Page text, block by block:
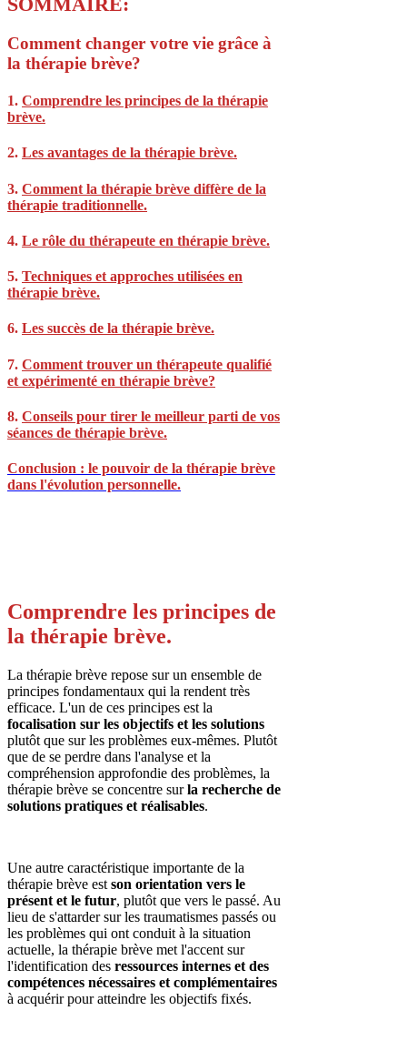
Comment changer votre vie grâce à
la thérapie brève?
1. Comprendre les principes de la thérapie
brève.
2. Les avantages de la thérapie brève.
3. Comment la thérapie brève diffère de la
thérapie traditionnelle.
4. Le rôle du thérapeute en thérapie brève.
5. Techniques et approches utilisées en
thérapie brève.
6. Les succès de la thérapie brève.
7. Comment trouver un thérapeute qualifié
et expérimenté en thérapie brève?
8. Conseils pour tirer le meilleur parti de vos
séances de thérapie brève.
Conclusion : le pouvoir de la thérapie brève
dans l'évolution personnelle.
Comprendre les principes de
la thérapie brève.
La thérapie brève repose sur un ensemble de
principes fondamentaux qui la rendent très
efficace. L'un de ces principes est la
focalisation sur les objectifs et les solutions
plutôt que sur les problèmes eux-mêmes. Plutôt
que de se perdre dans l'analyse et la
compréhension approfondie des problèmes, la
thérapie brève se concentre surla recherche de
solutions pratiques et réalisables.
Une autre caractéristique importante de la
thérapie brève est son orientation vers le
présent et le futur, plutôt que vers le passé. Au
lieu de s'attarder sur les traumatismes passés ou
les problèmes qui ont conduit à la situation
actuelle, la thérapie brève met l'accent sur
l'identification des ressources internes et des
compétences nécessaires et complémentaires
à acquérir pour atteindre les objectifs fixés.